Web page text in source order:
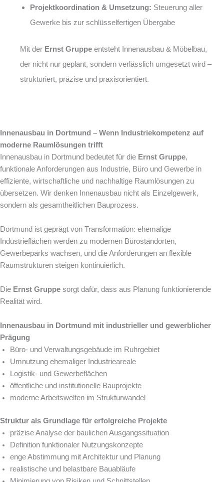
Projektkoordination & Umsetzung: Steuerung aller
Gewerke bis zur schlüsselfertigen Übergabe
Mit der Ernst Gruppe entsteht Innenausbau & Möbelbau,
der nicht nur geplant, sondern verlässlich umgesetzt wird –
strukturiert, präzise und praxisorientiert.
Innenausbau in Dortmund – Wenn Industriekompetenz auf
moderne Raumlösungen trifft
Innenausbau in Dortmund bedeutet für die Ernst Gruppe,
funktionale Anforderungen aus Industrie, Büro und Gewerbe in
effiziente, wirtschaftliche und nachhaltige Raumlösungen zu
übersetzen. Wir denken Innenausbau nicht als Einzelgewerk,
sondern als gesamtheitlichen Bauprozess.
Dortmund ist geprägt von Transformation: ehemalige
Industrieflächen werden zu modernen Bürostandorten,
Gewerbeparks wachsen, und die Anforderungen an flexible
Raumstrukturen steigen kontinuierlich.
Die Ernst Gruppe sorgt dafür, dass aus Planung funktionierende
Realität wird.
Innenausbau in Dortmund mit industrieller und gewerblicher
Prägung
Büro- und Verwaltungsgebäude im Ruhrgebiet
Umnutzung ehemaliger Industrieareale
Logistik- und Gewerbeflächen
öffentliche und institutionelle Bauprojekte
moderne Arbeitswelten im Strukturwandel
Struktur als Grundlage für erfolgreiche Projekte
präzise Analyse der baulichen Ausgangssituation
Definition funktionaler Nutzungskonzepte
enge Abstimmung mit Architektur und Planung
realistische und belastbare Bauabläufe